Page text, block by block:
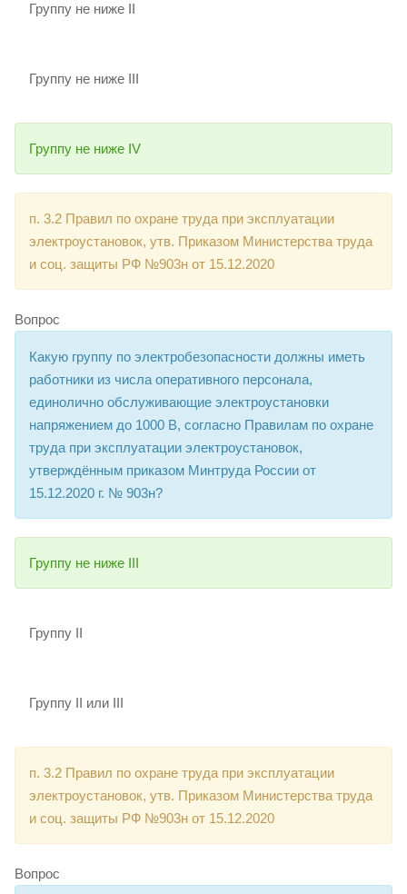
Группу не ниже II
Группу не ниже III
Группу не ниже IV
п. 3.2 Правил по охране труда при эксплуатации
электроустановок, утв. Приказом Министерства труда
и соц. защиты РФ №903н от 15.12.2020
Вопрос
Какую группу по электробезопасности должны иметь
работники из числа оперативного персонала,
единолично обслуживающие электроустановки
напряжением до 1000 В, согласно Правилам по охране
труда при эксплуатации электроустановок,
утверждённым приказом Минтруда России от
15.12.2020 г. № 903н?
Группу не ниже III
Группу II
Группу II или III
п. 3.2 Правил по охране труда при эксплуатации
электроустановок, утв. Приказом Министерства труда
и соц. защиты РФ №903н от 15.12.2020
Вопрос